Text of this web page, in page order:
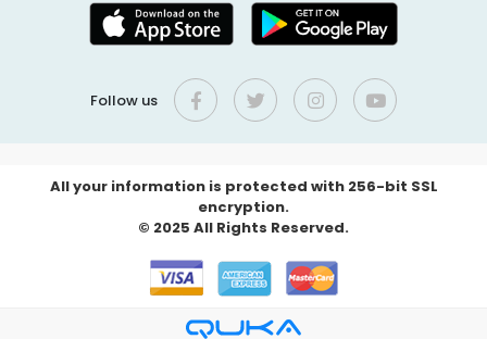
Follow us
All your information is protected with 256-bit SSL
encryption.
© 2025 All Rights Reserved.